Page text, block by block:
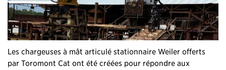
Les chargeuses à mât articulé stationnaire Weiler offerts
par Toromont Cat ont été créées pour répondre aux